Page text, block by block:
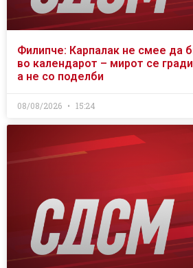
Филипче: Карпалак не смее да
во календарот – мирот се
а не со поделби
08/08/2026 15:24